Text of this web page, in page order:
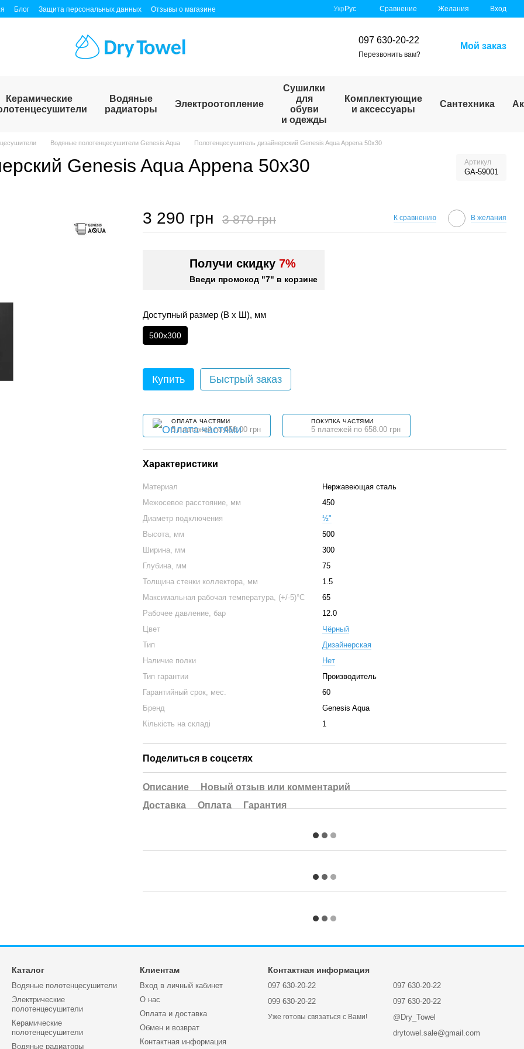
Блог Защита персональных данных Отзывы о магазине Укр Рус Сравнение Желания Вход
097 630-20-22
Перезвонить вам?
Мой заказ
Керамические
Водяные
радиаторы
Электроотопление
Сушилки
для
обуви
и одежды
Комплектующие
и аксессуары
Сантехника
Водяные полотенцесушители Genesis Aqua Полотенцесушитель дизайнерский Genesis Aqua Appena 50х30
Genesis Aqua Appena 50х30 Артикул
GA-59001
3 290 грн 3 870 грн К сравнению В желания
Получи скидку 7%
Введи промокод "7" в корзине
Доступный размер (В х Ш), мм
500x300
Купить Быстрый заказ
ОПЛАТА ЧАСТЯМИ
5 платежей по 658.00 грн
ПОКУПКА ЧАСТЯМИ
5 платежей по 658.00 грн
Характеристики
Материал
Нержавеющая сталь
Межосевое расстояние, мм
450
Диаметр подключения
½"
Высота, мм
500
Ширина, мм
300
Глубина, мм
75
Толщина стенки коллектора, мм
1.5
Максимальная рабочая температура, (+/-5)°C
65
Рабочее давление, бар
12.0
Цвет
Чёрный
Тип
Дизайнерская
Наличие полки
Нет
Тип гарантии
Производитель
Гарантийный срок, мес.
60
Бренд
Genesis Aqua
Кількість на складі
1
Поделиться в соцсетях
Описание
Новый отзыв или комментарий
Доставка
Оплата Гарантия
Каталог
Водяные полотенцесушители
Электрические
полотенцесушители
Керамические
полотенцесушители
Водяные радиаторы
Клиентам
Вход в личный кабинет
О нас
Оплата и доставка
Обмен и возврат
Контактная информация
Контактная информация
097 630-20-22
099 630-20-22
Уже готовы связаться с Вами!
097 630-20-22
097 630-20-22
@Dry_Towel
drytowel.sale@gmail.com